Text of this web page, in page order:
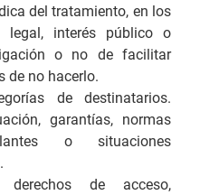
del tratamiento, en los
legal, interés público o
o no de facilitar
de no hacerlo.
de destinatarios.
garantías, normas
o situaciones
de acceso,